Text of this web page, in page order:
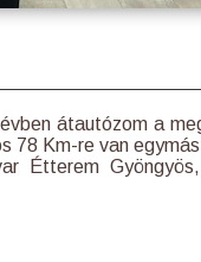
átautózom a
78 Km-re van
Étterem